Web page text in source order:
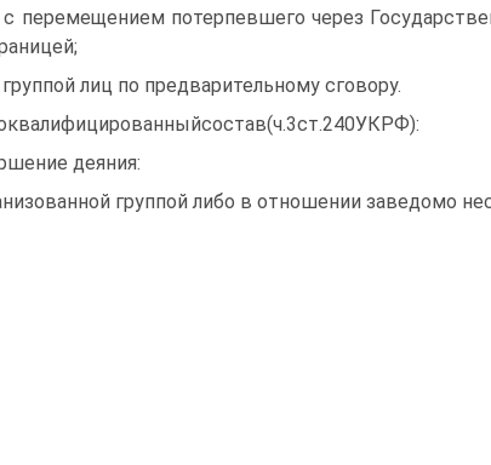
с перемещением потерпевшего через
группой лиц по предварительному сговору.
деяния:
группой либо в отношении заведомо